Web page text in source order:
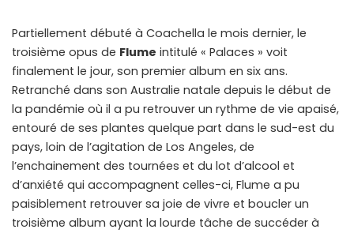
Partiellement débuté à Coachella le mois dernier, le
troisième opus de Flume intitulé « Palaces » voit
finalement le jour, son premier album en six ans.
Retranché dans son Australie natale depuis le début de
la pandémie où il a pu retrouver un rythme de vie apaisé,
entouré de ses plantes quelque part dans le sud-est du
pays, loin de l’agitation de Los Angeles, de
l’enchainement des tournées et du lot d’alcool et
d’anxiété qui accompagnent celles-ci, Flume a pu
paisiblement retrouver sa joie de vivre et boucler un
troisième album ayant la lourde tâche de succéder à